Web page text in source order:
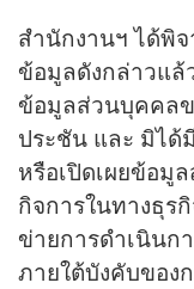
สำนักงานฯ ได้พิ
ข้อมูลดังกล่าวแล้
ข้อมูลส่วนบุคคล
ประชัน และ มิได้
หรือเปิดเผยข้อมู
กิจการในทางธุร
ข่ายการดำเนินก
ภายใต้บังคับของ